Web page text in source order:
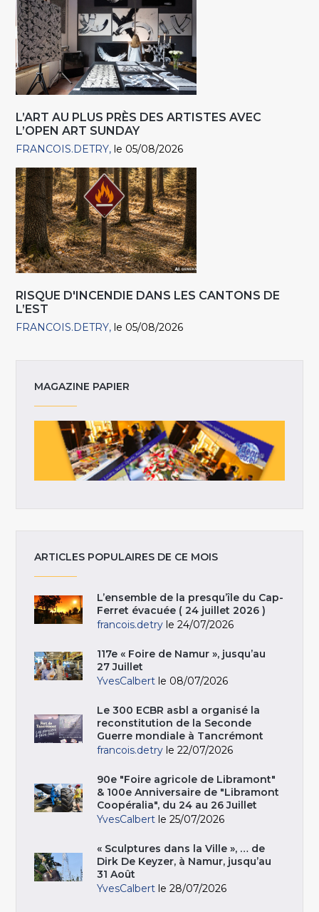
L’ART AU PLUS PRÈS DES ARTISTES AVEC
L’OPEN ART SUNDAY
FRANCOIS.DETRY le 05/08/2026
RISQUE D'INCENDIE DANS LES CANTONS DE
L’EST
FRANCOIS.DETRY le 05/08/2026
MAGAZINE PAPIER
ARTICLES POPULAIRES DE CE MOIS
L’ensemble de la presqu’île du Cap-
Ferret évacuée ( 24 juillet 2026 )
francois.detry le 24/07/2026
117e « Foire de Namur », jusqu’au
27 Juillet
YvesCalbert le 08/07/2026
Le 300 ECBR asbl a organisé la
reconstitution de la Seconde
Guerre mondiale à Tancrémont
francois.detry le 22/07/2026
90e "Foire agricole de Libramont"
& 100e Anniversaire de "Libramont
Coopéralia", du 24 au 26 Juillet
YvesCalbert le 25/07/2026
« Sculptures dans la Ville », … de
Dirk De Keyzer, à Namur, jusqu’au
31 Août
YvesCalbert le 28/07/2026